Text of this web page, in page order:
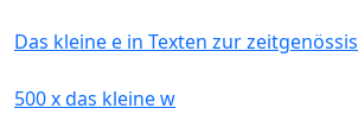
Das kleine e in Texten zur
500 x das kleine w